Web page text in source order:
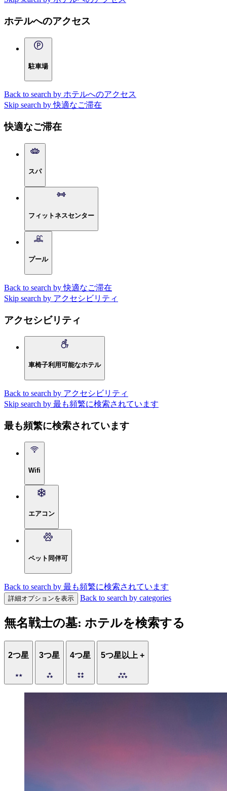
ホテルへのアクセス
駐車場
Back to search by ホテルへのアクセス
Skip search by 快適なご滞在
快適なご滞在
スパ
フィットネスセンター
プール
Back to search by 快適なご滞在
Skip search by アクセシビリティ
アクセシビリティ
車椅子利用可能なホテル
Back to search by アクセシビリティ
Skip search by 最も頻繁に検索されています
最も頻繁に検索されています
Wifi
エアコン
ペット同伴可
Back to search by 最も頻繁に検索されています
詳細オプションを表示 Back to search by categories
無名戦士の墓: ホテルを検索する
2つ星 3つ星 4つ星 5つ星以上 +